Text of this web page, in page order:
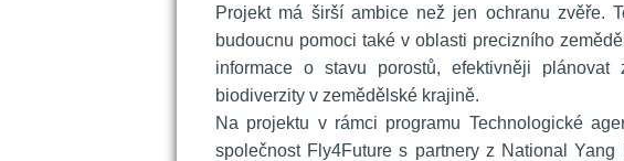
Projekt má širší ambice než jen ochranu zvěře.
budoucnu pomoci také v oblasti precizního
informace o stavu porostů, efektivněji
biodiverzity v zemědělské krajině.
Na projektu v rámci programu Technologické
polečnost Fly4Future s partnery z National